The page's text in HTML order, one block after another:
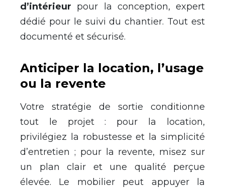
d’intérieur pour la conception, expert
dédié pour le suivi du chantier. Tout est
documenté et sécurisé.
Anticiper la location, l’usage
ou la revente
Votre stratégie de sortie conditionne
tout le projet : pour la location,
privilégiez la robustesse et la simplicité
d’entretien ; pour la revente, misez sur
un plan clair et une qualité perçue
élevée. Le mobilier peut appuyer la